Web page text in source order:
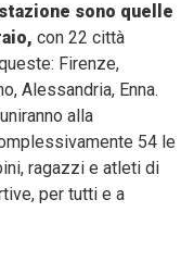
sono quelle
con 22 città
Firenze,
Alessandria, Enna.
alla
54 le
ragazzi e atleti di
per tutti e a